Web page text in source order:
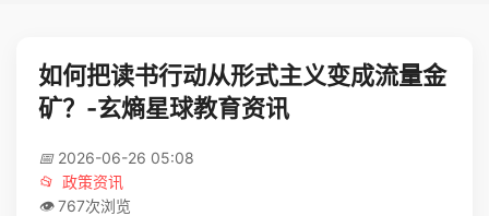
如何把读书行动从形式主义变成流量金
矿？-玄熵星球教育资讯
📅 2026-06-26 05:08
📂 政策资讯
👁️ 767次浏览